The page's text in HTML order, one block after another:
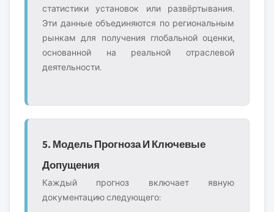
статистики установок или развёртывания.
Эти данные объединяются по региональным
рынкам для получения глобальной оценки,
основанной на реальной отраслевой
деятельности.
5. Модель Прогноза И Ключевые
Допущения
Каждый прогноз включает явную
документацию следующего: